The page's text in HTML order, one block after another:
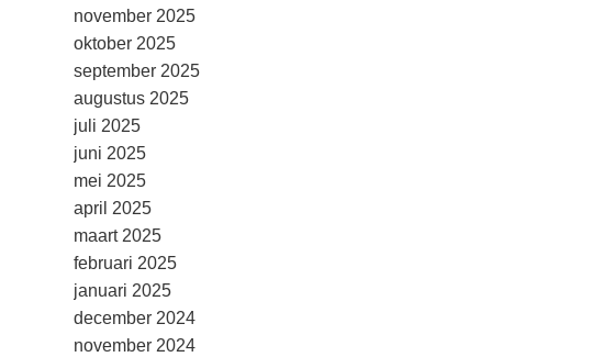
november 2025
oktober 2025
september 2025
augustus 2025
juli 2025
juni 2025
mei 2025
april 2025
maart 2025
februari 2025
januari 2025
december 2024
november 2024